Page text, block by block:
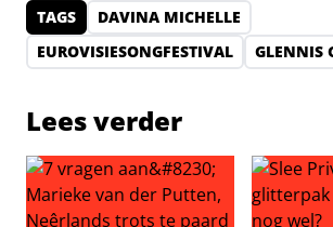
TAGS
DAVINA MICHELLE
EUROVISIESONGFESTIVAL
GLENNIS
Lees verder